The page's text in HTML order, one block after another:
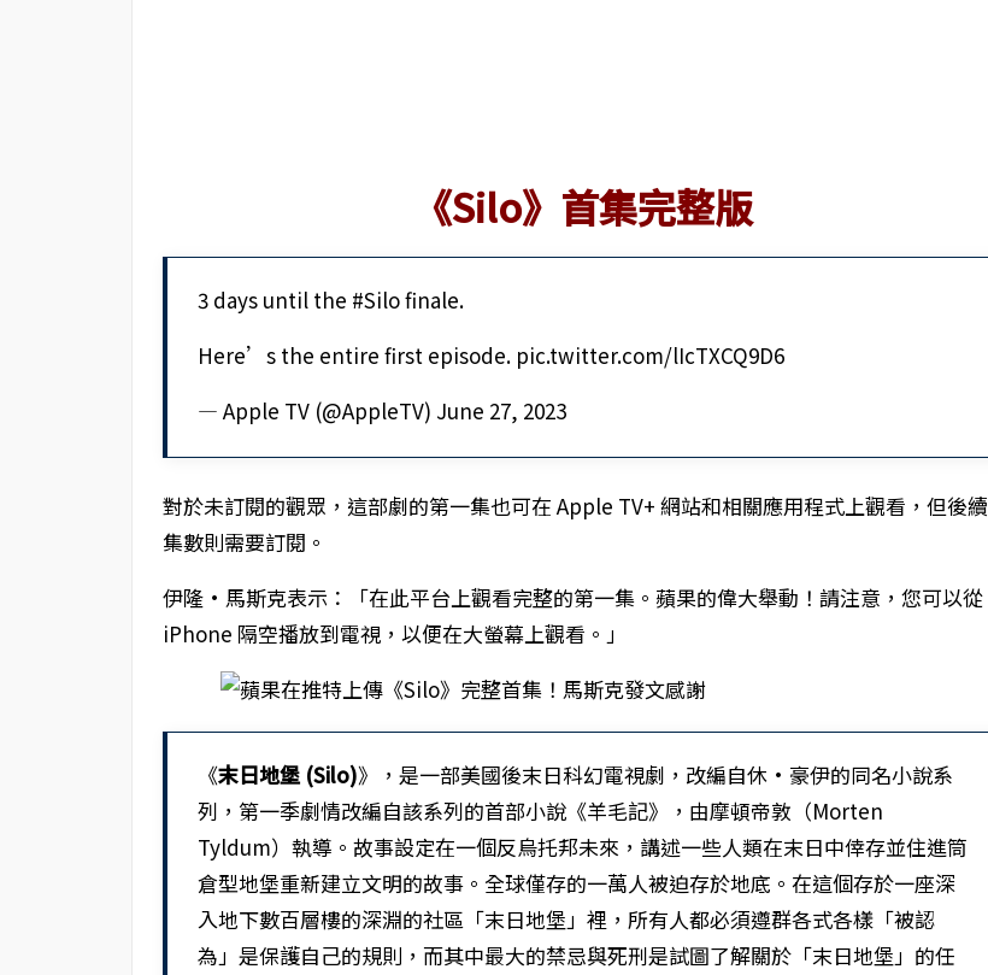
《Silo》首集完整版
3 days until the #Silo finale.
Here’s the entire first episode. pic.twitter.com/lIcTXCQ9D6
— Apple TV (@AppleTV) June 27, 2023
對於未訂閱的觀眾，這部劇的第一集也可在 ‌Apple TV+‌ 網站和相關應用程式上觀看，但後續
集數則需要訂閱。
伊隆·馬斯克表示：「在此平台上觀看完整的第一集。蘋果的偉大舉動！請注意，您可以從
iPhone 隔空播放到電視，以便在大螢幕上觀看。」
《末日地堡 (Silo)》，是一部美國後末日科幻電視劇，改編自休·豪伊的同名小說系
列，第一季劇情改編自該系列的首部小說《羊毛記》，由摩頓帝敦（Morten
Tyldum）執導。故事設定在一個反烏托邦未來，講述一些人類在末日中倖存並住進筒
倉型地堡重新建立文明的故事。全球僅存的一萬人被迫存於地底。在這個存於一座深
入地下數百層樓的深淵的社區「末日地堡」裡，所有人都必須遵群各式各樣「被認
為」是保護自己的規則，而其中最大的禁忌與死刑是試圖了解關於「末日地堡」的任